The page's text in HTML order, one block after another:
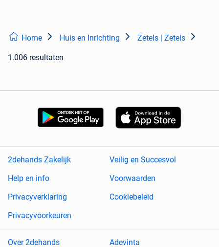
Home Huis en Inrichting Zetels | Zetels
1.006 resultaten
2dehands Zakelijk
Veilig en Succesvol
Help en info
Voorwaarden
Privacyverklaring
Cookiebeleid
Privacyvoorkeuren
Over 2dehands Adevinta